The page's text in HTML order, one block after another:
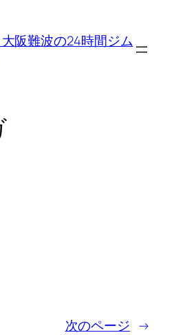
大阪難波の24時間ジム
次のページ →